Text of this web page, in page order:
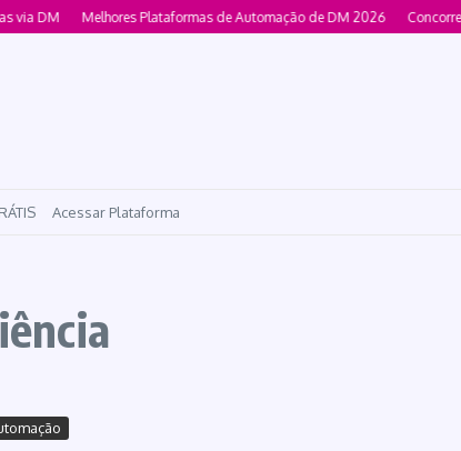
via DM Melhores Plataformas de Automação de DM 2026
Acessar Plataforma